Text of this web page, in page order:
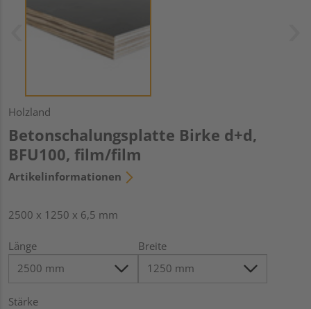
Holzland
Betonschalungsplatte Birke d+d,
BFU100, film/film
Artikelinformationen
2500 x 1250 x 6,5 mm
Länge Breite
Stärke